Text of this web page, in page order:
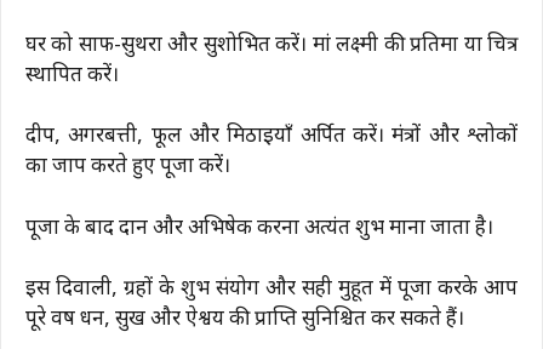
घर को साफ-सुथरा और सुशोभित करें। मां लक्ष्मी की प्रतिमा या चित्र
स्थापित करें।
दीप, अगरबत्ती, फूल और मिठाइयाँ अर्पित करें। मंत्रों और श्लोकों
का जाप करते हुए पूजा करें।
पूजा के बाद दान और अभिषेक करना अत्यंत शुभ माना जाता है।
इस दिवाली, ग्रहों के शुभ संयोग और सही मुहूर्त में पूजा करके आप
पूरे वर्ष धन, सुख और ऐश्वर्य की प्राप्ति सुनिश्चित कर सकते हैं।